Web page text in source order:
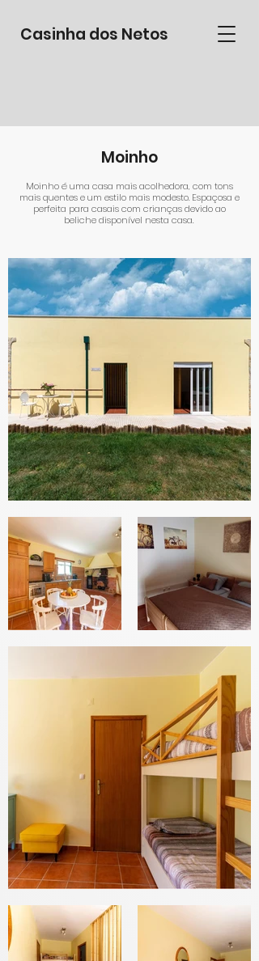
Casinha dos Netos
Moinho
Moinho é uma casa mais acolhedora, com tons
mais quentes e um estilo mais modesto. Espaçosa e
perfeita para casais com crianças devido ao
beliche disponível nesta casa.